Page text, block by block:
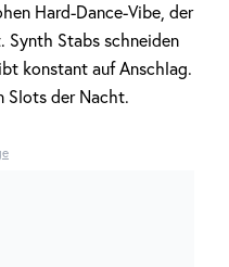
Hard-Dance-Vibe, der
Synth Stabs schneiden
konstant auf Anschlag.
Slots der Nacht.